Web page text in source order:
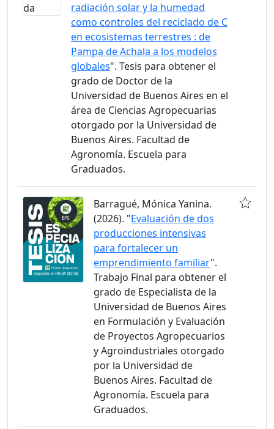
radiación solar y la humedad
como controles del reciclado de C
en ecosistemas terrestres : de
Pampa de Achala a los modelos
globales". Tesis para obtener el
grado de Doctor de la
Universidad de Buenos Aires en el
área de Ciencias Agropecuarias
otorgado por la Universidad de
Buenos Aires. Facultad de
Agronomía. Escuela para
Graduados.
Barragué, Mónica Yanina.
(2026). "Evaluación de dos
producciones intensivas
para fortalecer un
emprendimiento familiar".
Trabajo Final para obtener el
grado de Especialista de la
Universidad de Buenos Aires
en Formulación y Evaluación
de Proyectos Agropecuarios
y Agroindustriales otorgado
por la Universidad de
Buenos Aires. Facultad de
Agronomía. Escuela para
Graduados.